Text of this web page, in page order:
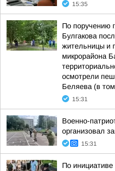
15:35
По поручению
Булгакова
жительницы и
микрорайона
осмотрели
Беляева (в
15:31
Военно-
организовал
15:31
По